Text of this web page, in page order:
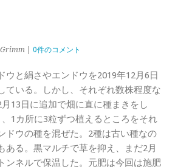
Grimm 0件のコメント
ウと絹さやエンドウを2019年12月6日
ている。しかし、それぞれ数株程度な
13日に追加で畑に直に種まきをし
1カ所に3粒ずつ植えるところをそれ
ドウの種を混ぜた。2種は古い種なの
ある。黒マルチで草を抑え、まだ2月
ンネルで保温した。元肥は今回は施肥